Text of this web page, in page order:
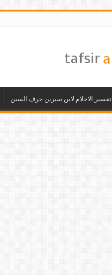
تفسير الاحلام لابن سيرين حرف السين